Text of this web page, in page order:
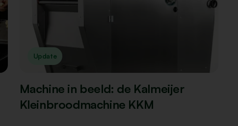
Update
Machine in beeld: de Kalmeijer
Kleinbroodmachine KKM